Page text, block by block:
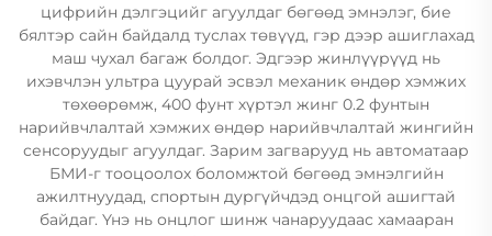
цифрийн дэлгэцийг агуулдаг бөгөөд эмнэлэг, бие
бялтэр сайн байдалд туслах төвүүд, гэр дээр ашиглахад
маш чухал багаж болдог. Эдгээр жинлүүрүүд нь
ихэвчлэн ультра цуурай эсвэл механик өндөр хэмжих
төхөөрөмж, 400 фунт хүртэл жинг 0.2 фунтын
нарийвчлалтай хэмжих өндөр нарийвчлалтай жингийн
сенсоруудыг агуулдаг. Зарим загварууд нь автоматаар
БМИ-г тооцоолох боломжтой бөгөөд эмнэлгийн
ажилтнуудад, спортын дургүйчдэд онцгой ашигтай
байдаг. Үнэ нь онцлог шинж чанаруудаас хамааран